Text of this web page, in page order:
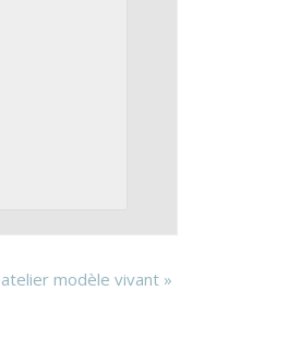
atelier modèle vivant »